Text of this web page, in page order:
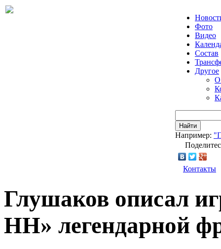
Фото
Видео
Состав
Другое
О
Найти
Например:
Контакты
Глушаков описал
НН» легендарной